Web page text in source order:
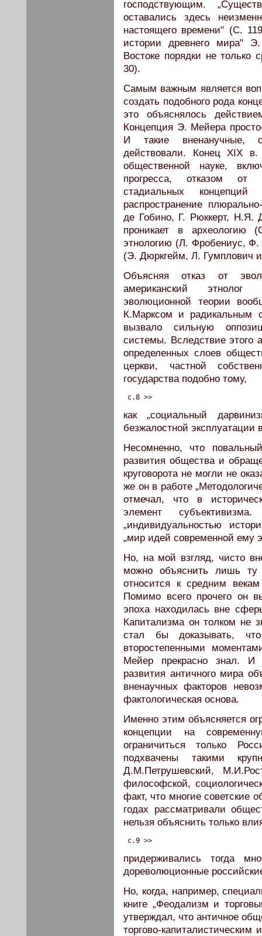
господствующим.
оставались здесь
настоящего времени" (С.
истории древнего мира"
Востоке порядки не
30).
Самым важным является
создать подобного рода
это объяснялось
Концепция Э. Мейера
И такие вненанучные,
действовали. Конец XIX в.
общественной науке,
прогресса, отказом от
стадиальных
распространение
де Гобино, Г. Рюккерт, Н.Я.
проникает в
этнологию (Л. Фробениус,
(Э. Дюркгейм, Л. Гумплович
Объясняя отказ от
американский
эволюционной теории
К.Марксом и радикальным
вызвало сильную
системы. Вследствие этого
определенных слоев
церкви, частной
государства подобно тому,
c.8 >>
как „социальный
безжалостной
Несомненно, что
развития общества и
круговорота не могли не
же он в работе
отмечал, что в
элемент
„индивидуальностью
„мир идей современной ему
Но, на мой взгляд, чисто
можно объяснить лишь ту
относится к средним
Помимо всего прочего он
эпоха находилась вне
Капитализма он толком не
стал бы доказывать,
второстепенными
Мейер прекрасно знал. И
развития античного мира
вненаучных факторов
фактологическая основа.
Именно этим объясняется
концепции на
ограничиться только
подхвачены такими
Д.М.Петрушевский,
философской,
факт, что многие советские
годах рассматривали
нельзя объяснить только
c.9 >>
придерживались тогда
дореволюционные
Но, когда, например,
книге „Феодализм и
утверждал, что античное
торгово-капиталистическим